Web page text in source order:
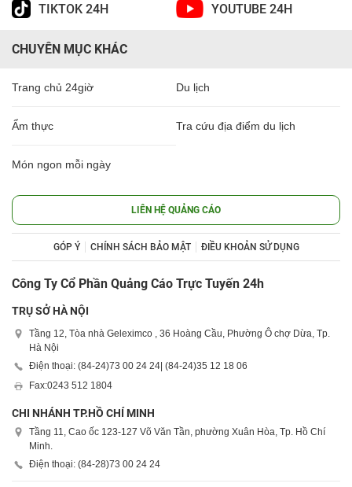
TIKTOK 24H YOUTUBE 24H
CHUYÊN MỤC KHÁC
Trang chủ 24giờ Du lịch
Ẩm thực Tra cứu địa điểm du lịch
Món ngon mỗi ngày
LIÊN HỆ QUẢNG CÁO
GÓP Ý CHÍNH SÁCH BẢO MẬT ĐIỀU KHOẢN SỬ DỤNG
Công Ty Cổ Phần Quảng Cáo Trực Tuyến 24h
TRỤ SỞ HÀ NỘI
Tầng 12, Tòa nhà Geleximco , 36 Hoàng Cầu, Phường Ô chợ Dừa, Tp.
Hà Nội
Điện thoại: (84-24)73 00 24 24 | (84-24)35 12 18 06
Fax:0243 512 1804
CHI NHÁNH TP.HỒ CHÍ MINH
Tầng 11, Cao ốc 123-127 Võ Văn Tần, phường Xuân Hòa, Tp. Hồ Chí
Minh.
Điện thoại: (84-28)73 00 24 24